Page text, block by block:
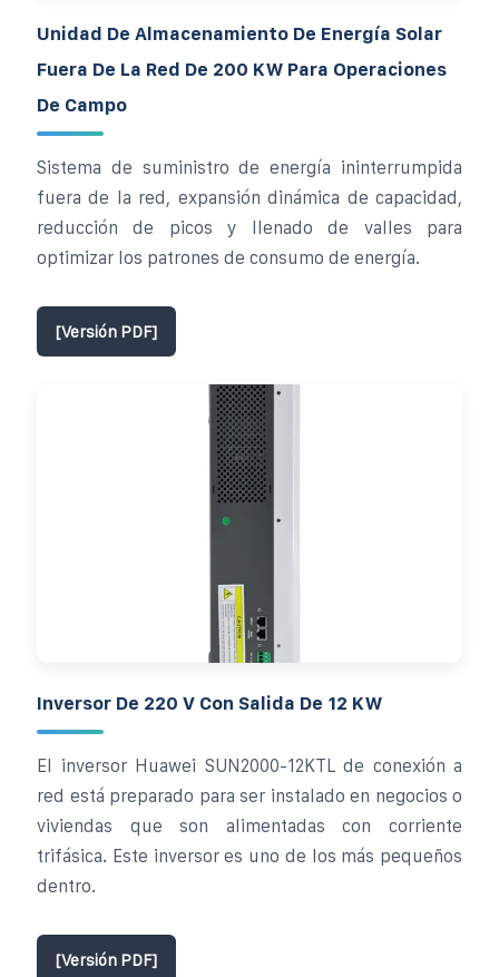
Unidad De Almacenamiento De Energía Solar
Fuera De La Red De 200 KW Para Operaciones
De Campo
Sistema de suministro de energía ininterrumpida
fuera de la red, expansión dinámica de capacidad,
reducción de picos y llenado de valles para
optimizar los patrones de consumo de energía.
[Versión PDF]
Inversor De 220 V Con Salida De 12 KW
El inversor Huawei SUN2000-12KTL de conexión a
red está preparado para ser instalado en negocios o
viviendas que son alimentadas con corriente
trifásica. Este inversor es uno de los más pequeños
dentro.
[Versión PDF]